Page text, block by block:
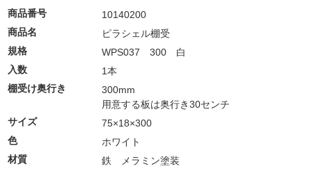
商品番号
10140200
商品名
ピラシェル棚受
規格
WPS037 300 白
入数
1本
棚受け奥行き
300mm
用意する板は奥行き30センチ
サイズ
75×18×300
色
ホワイト
材質
鉄 メラミン塗装